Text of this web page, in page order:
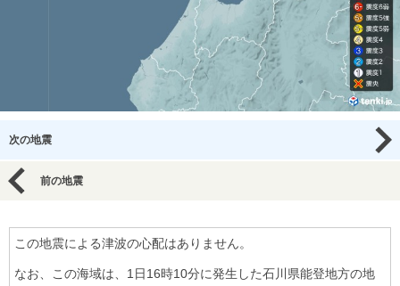
次の地震
前の地震
この地震による津波の心配はありません。
なお、この海域は、1日16時10分に発生した石川県能登地方の地